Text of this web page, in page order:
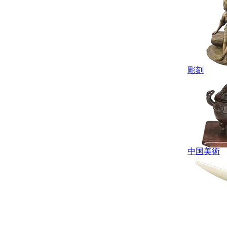
彫刻
中国美術